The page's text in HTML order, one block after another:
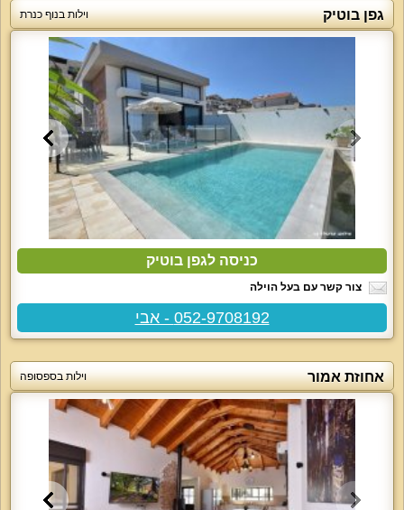
גפן בוטיק וילות בנוף כנרת
כניסה לגפן בוטיק
צור קשר עם בעל הוילה
052-9708192 - אבי
אחוזת אמור וילות בספסופה